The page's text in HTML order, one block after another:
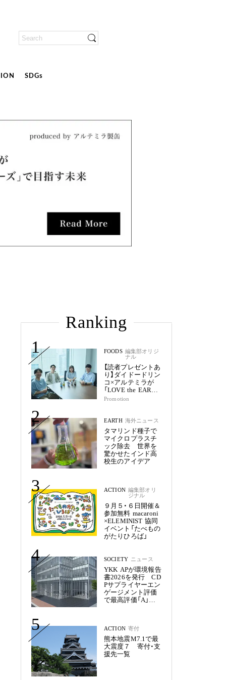
SDGs
Ranking
1
FOODS 編集部オリジ
ナル
【読者プレゼントあ
り】ダイドードリン
コ×アルテミラが
「LOVE the EARTH
シリーズ」で目指す
Promotion
2 EARTH 海外ニュース
タマリンド種子で
マイクロプラスチ
ック除去 世界を
驚かせたインド高
校生のアイデア
3 ACTION 編集部オリ
ジナル
９月５・６日開催＆
参加無料 macaroni
×ELEMINIST 協同
イベント「たべもの
がたりひろば」
4 SOCIETY ニュース
YKK APが環境報告
書2026を発行 CD
Pサプライヤーエン
ゲージメント評価
で最高評価「A」を
5 ACTION 寄付
熊本地震M7.1で最
大震度７ 寄付・支
援先一覧